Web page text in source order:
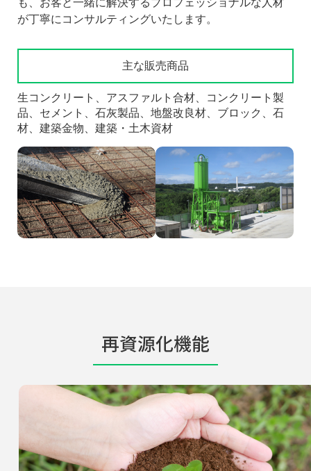
も、お客と一緒に解決するプロフェッショナルな人材
が丁寧にコンサルティングいたします。
主な販売商品
生コンクリート、アスファルト合材、コンクリート製
品、セメント、石灰製品、地盤改良材、ブロック、石
材、建築金物、建築・土木資材